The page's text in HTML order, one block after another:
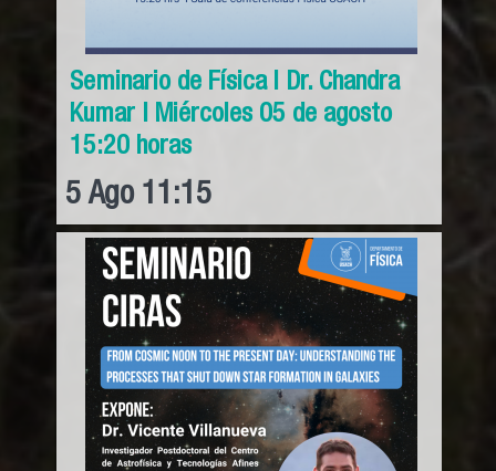
Seminario de Física l Dr. Chandra
Kumar | Miércoles 05 de agosto
15:20 horas
5 Ago 11:15